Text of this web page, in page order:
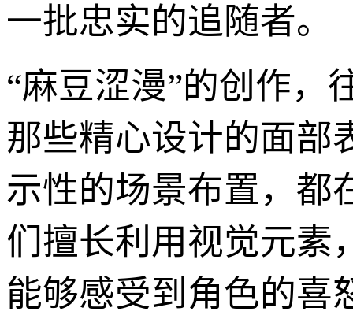
一批忠实的追随者。
“麻豆涩漫”的创作，
那些精心设计的面部
示性的场景布置，都
们擅长利用视觉元素
能够感受到角色的喜